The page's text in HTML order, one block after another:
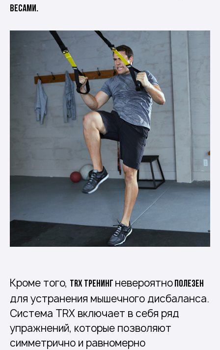
весами.
Кроме того, TRX тренинг невероятно полезен
для устранения мышечного дисбаланса.
Система TRX включает в себя ряд
упражнений, которые позволяют
симметрично и равномерно